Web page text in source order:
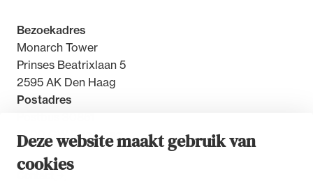
Deze website maakt gebruik van
cookies
Bezoekadres
Monarch Tower
Prinses Beatrixlaan 5
2595 AK Den Haag
Postadres
2500 GW Den Haag